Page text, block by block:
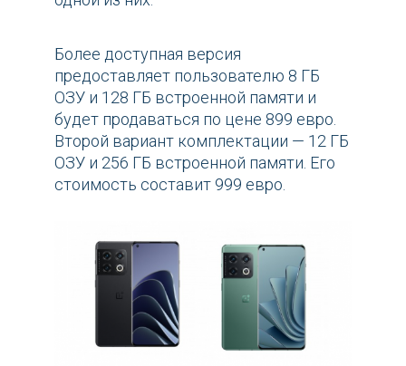
Более доступная версия
предоставляет пользователю 8 ГБ
ОЗУ и 128 ГБ встроенной памяти и
будет продаваться по цене 899 евро.
Второй вариант комплектации — 12 ГБ
ОЗУ и 256 ГБ встроенной памяти. Его
стоимость составит 999 евро.